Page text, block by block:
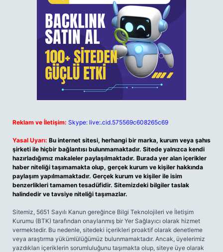
Reklam ve İletişim: Skype: live:.cid.575569c608265c69
Yasal Uyarı: Bu internet sitesi, herhangi bir marka, kurum veya şahıs
şirketi ile hiçbir bağlantısı bulunmamaktadır. Sitede yalnızca kendi
hazırladığımız makaleler paylaşılmaktadır. Burada yer alan içerikler
haber niteliği taşımamakta olup, gerçek kurum ve kişiler hakkında
paylaşım yapılmamaktadır. Gerçek kurum ve kişiler ile isim
benzerlikleri tamamen tesadüfidir. Sitemizdeki bilgiler taslak
halindedir ve tavsiye niteliği taşımazlar.
Sitemiz, 5651 Sayılı Kanun gereğince Bilgi Teknolojileri ve İletişim
Kurumu (BTK) tarafından onaylanmış bir Yer Sağlayıcı olarak hizmet
vermektedir. Bu nedenle, sitedeki içerikleri proaktif olarak denetleme
veya araştırma yükümlülüğümüz bulunmamaktadır. Ancak, üyelerimiz
yazdıkları içeriklerin sorumluluğunu taşımakta olup, siteye üye olarak